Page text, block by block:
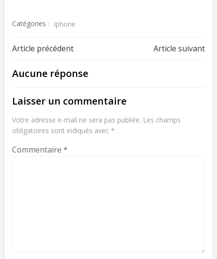
Catégories : iphone
Navigation
de
l’article
Article précédent
Navigation
l’article
Article suivant
Aucune réponse
Laisser un commentaire
Votre adresse e-mail ne sera pas publiée. Les champs
obligatoires sont indiqués avec *
Commentaire *